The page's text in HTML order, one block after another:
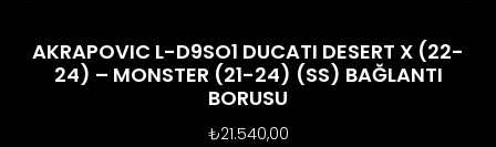
AKRAPOVIC L-D9SO1 DUCATI DESERT X (22-
24) – MONSTER (21-24) (SS) BAĞLANTI
BORUSU
₺21.540,00